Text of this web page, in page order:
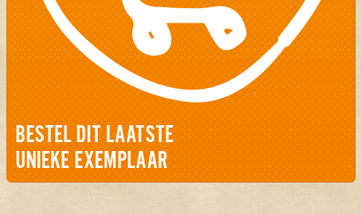
BESTEL DIT LAATSTE
UNIEKE EXEMPLAAR